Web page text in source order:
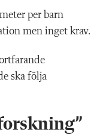
per barn
men inget krav.
ska följa
”